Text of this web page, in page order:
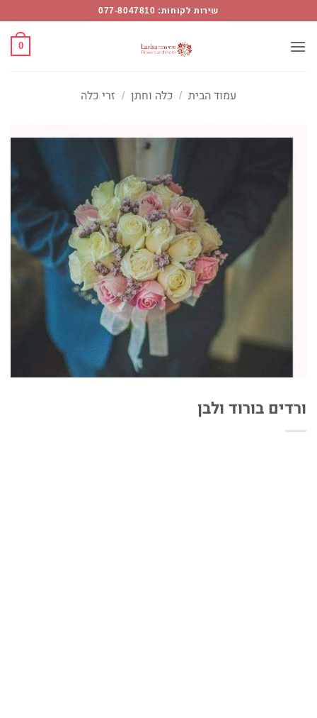
content
שירות לקוחות: 077-8047810
0
עמוד הבית / כלה וחתן / זרי כלה
ורדים בורוד ולבן